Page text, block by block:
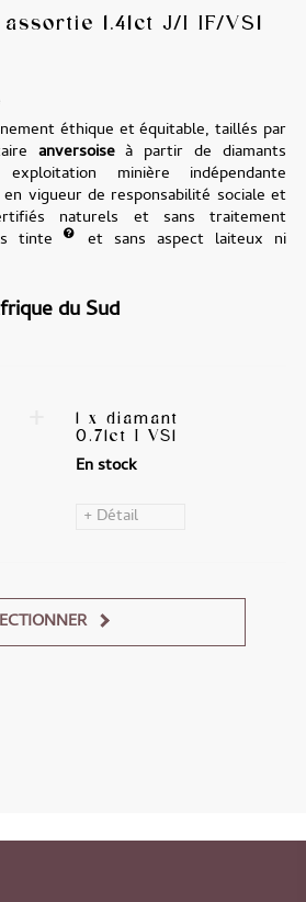
1.41ct J/I IF/VS1
éthique et équitable, taillés par
anversoiseà partir de diamants
minière indépendante
vigueur de responsabilité sociale et
naturels et sans traitement
tinte
et sans aspect laiteux ni
du Sud
1 x diamant
0.71ct I VS1
En stock
+ Détail